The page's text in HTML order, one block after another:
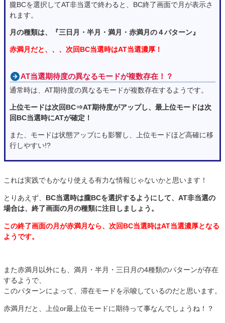
朧BCを選択してAT非当選で終わると、BC終了画面で月が表示さ
れます。
月の種類は、『三日月・半月・満月・赤満月の４パターン』
赤満月だと、、、次回BC当選時はAT当選濃厚！
AT当選期待度の異なるモードが複数存在！？
通常時は、AT期待度の異なるモードが複数存在するようです。
上位モードは次回BC⇒AT期待度がアップし、最上位モードは次
回BC当選時にATが確定！
また、モードは状態アップにも影響し、上位モードほど高確に移
行しやすい!?
これは実践でもかなり使える有力な情報じゃないかと思います！
とりあえず、 BC当選時は朧BCを選択するようにして、AT非当選の
場合は、終了画面の月の種類に注目しましょう。
この終了画面の月が赤満月なら、次回BC当選時はAT当選濃厚となる
ようです。
また赤満月以外にも、満月・半月・三日月の4種類のパターンが存在
するようで、
このパターンによって、滞在モードを示唆しているのだと思います。
赤満月だと、上位or最上位モードに期待って事なんでしょうね！？